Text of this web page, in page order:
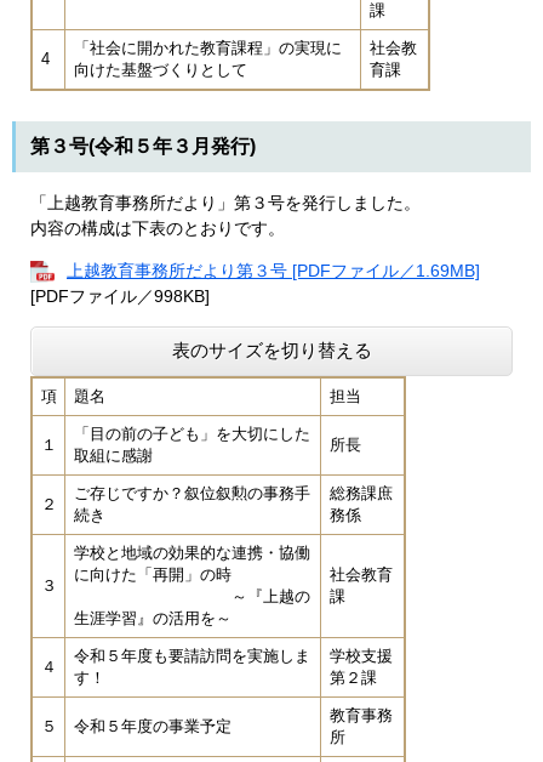
課
4
「社会に開かれた教育課程」の実現に
向けた基盤づくりとして
社会教
育課
第３号(令和５年３月発行)
「上越教育事務所だより」第３号を発行しました。
内容の構成は下表のとおりです。
上越教育事務所だより第３号 [PDFファイル／1.69MB]
[PDFファイル／998KB]
表のサイズを切り替える
項 題名 担当
１
「目の前の子ども」を大切にした
取組に感謝
所長
２
ご存じですか？叙位叙勲の事務手
続き
総務課庶
務係
３
学校と地域の効果的な連携・協働
に向けた「再開」の時
～『上越の
生涯学習』の活用を～
社会教育
課
４
令和５年度も要請訪問を実施しま
す！
学校支援
第２課
５ 令和５年度の事業予定
教育事務
所